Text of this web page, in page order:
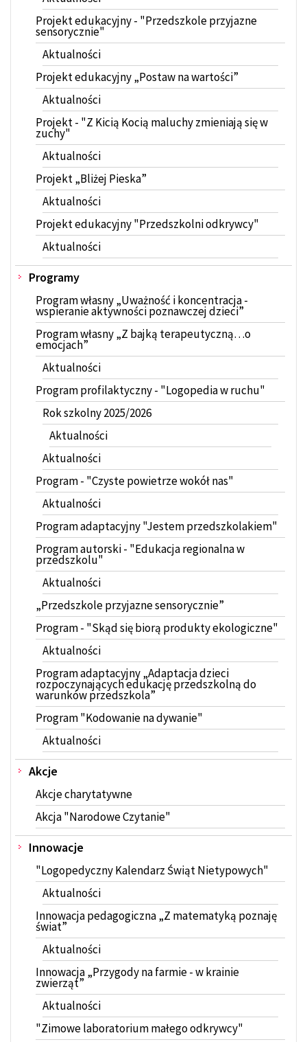
Projekt edukacyjny - "Przedszkole przyjazne
sensorycznie"
Aktualności
Projekt edukacyjny „Postaw na wartości”
Aktualności
Projekt - "Z Kicią Kocią maluchy zmieniają się w
zuchy"
Aktualności
Projekt „Bliżej Pieska”
Aktualności
Projekt edukacyjny "Przedszkolni odkrywcy"
Aktualności
Programy
Program własny „Uważność i koncentracja -
wspieranie aktywności poznawczej dzieci”
Program własny „Z bajką terapeutyczną…o
emocjach”
Aktualności
Program profilaktyczny - "Logopedia w ruchu"
Rok szkolny 2025/2026
Aktualności
Aktualności
Program - "Czyste powietrze wokół nas"
Aktualności
Program adaptacyjny "Jestem przedszkolakiem"
Program autorski - "Edukacja regionalna w
przedszkolu"
Aktualności
„Przedszkole przyjazne sensorycznie”
Program - "Skąd się biorą produkty ekologiczne"
Aktualności
Program adaptacyjny „Adaptacja dzieci
rozpoczynających edukację przedszkolną do
warunków przedszkola”
Program "Kodowanie na dywanie"
Aktualności
Akcje
Akcje charytatywne
Akcja "Narodowe Czytanie"
Innowacje
"Logopedyczny Kalendarz Świąt Nietypowych"
Aktualności
Innowacja pedagogiczna „Z matematyką poznaję
świat”
Aktualności
Innowacja „Przygody na farmie - w krainie
zwierząt”
Aktualności
"Zimowe laboratorium małego odkrywcy"